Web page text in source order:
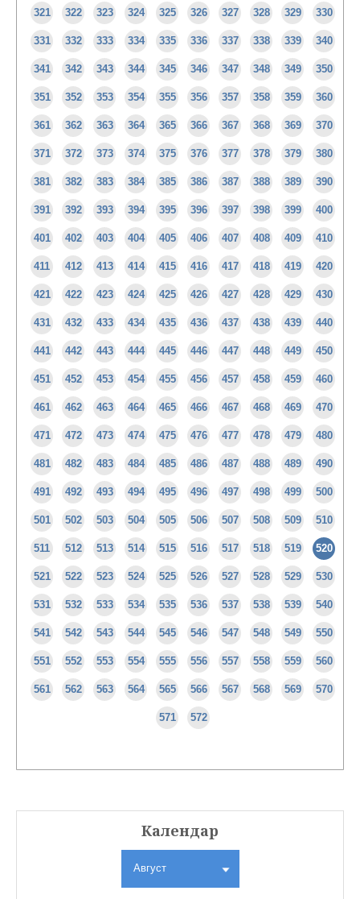
321 322 323 324 325 326 327 328 329 330
331 332 333 334 335 336 337 338 339 340
341 342 343 344 345 346 347 348 349 350
351 352 353 354 355 356 357 358 359 360
361 362 363 364 365 366 367 368 369 370
371 372 373 374 375 376 377 378 379 380
381 382 383 384 385 386 387 388 389 390
391 392 393 394 395 396 397 398 399 400
401 402 403 404 405 406 407 408 409 410
411 412 413 414 415 416 417 418 419 420
421 422 423 424 425 426 427 428 429 430
431 432 433 434 435 436 437 438 439 440
441 442 443 444 445 446 447 448 449 450
451 452 453 454 455 456 457 458 459 460
461 462 463 464 465 466 467 468 469 470
471 472 473 474 475 476 477 478 479 480
481 482 483 484 485 486 487 488 489 490
491 492 493 494 495 496 497 498 499 500
501 502 503 504 505 506 507 508 509 510
511 512 513 514 515 516 517 518 519 520
521 522 523 524 525 526 527 528 529 530
531 532 533 534 535 536 537 538 539 540
541 542 543 544 545 546 547 548 549 550
551 552 553 554 555 556 557 558 559 560
561 562 563 564 565 566 567 568 569 570
571 572
Календар
Август